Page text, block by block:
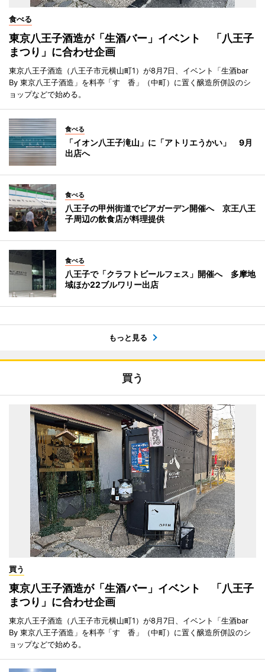
食べる
東京八王子酒造が「生酒バー」イベント 「八王子
まつり」に合わせ企画
東京八王子酒造（八王子市元横山町1）が8月7日、イベント「生酒bar
By 東京八王子酒造」を料亭「すゞ香」（中町）に置く醸造所併設のシ
ョップなどで始める。
食べる
「イオン八王子滝山」に「アトリエうかい」 9月
出店へ
食べる
八王子の甲州街道でビアガーデン開催へ 京王八王
子周辺の飲食店が料理提供
食べる
八王子で「クラフトビールフェス」開催へ 多摩地
域ほか22ブルワリー出店
もっと見る
買う
買う
東京八王子酒造が「生酒バー」イベント 「八王子
まつり」に合わせ企画
東京八王子酒造（八王子市元横山町1）が8月7日、イベント「生酒bar
By 東京八王子酒造」を料亭「すゞ香」（中町）に置く醸造所併設のシ
ョップなどで始める。